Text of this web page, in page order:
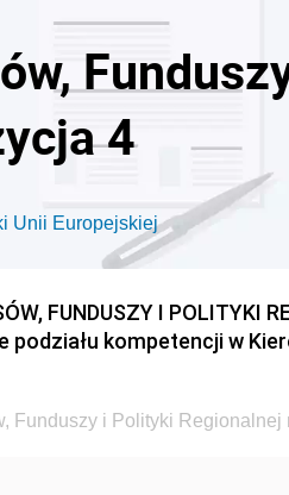
4
Unii Europejskiej
FUNDUSZY I POLITYKI
podziału kompetencji w
Funduszy i Polityki Regionalnej